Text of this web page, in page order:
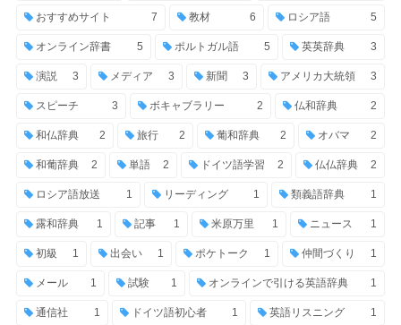
おすすめサイト 7 教材 6 ロシア語 5
オンライン辞書 5 ポルトガル語 5 英英辞典 3
演説 3 メディア 3 新聞 3 アメリカ大統領 3
スピーチ 3 ボキャブラリー 2 仏和辞典 2
和仏辞典 2 旅行 2 葡和辞典 2 オバマ 2
和葡辞典 2 単語 2 ドイツ語学習 2 仏仏辞典 2
ロシア語放送 1 リーディング 1 類義語辞典 1
露和辞典 1 記事 1 米原万里 1 ニュース 1
初級 1 出会い 1 ポケトーク 1 仲間づくり 1
メール 1 試験 1 オンラインで引ける英語辞典 1
通信社 1 ドイツ語初心者 1 英語リスニング 1